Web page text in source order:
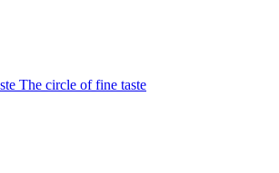
The circle of fine taste